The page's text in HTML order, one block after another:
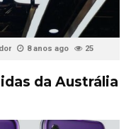
8 anos ago 25
da Austrália